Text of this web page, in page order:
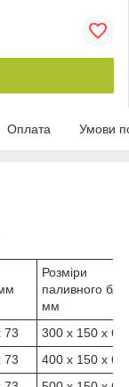
Оплата Умови
Розміри
паливного
мм
73
300 х 150 х 65
73
400 х 150 х 65